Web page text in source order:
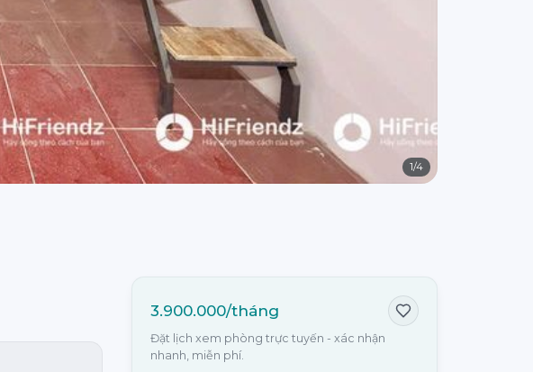
1/4
3.900.000/tháng
Đặt lịch xem phòng trực tuyến - xác nhận
nhanh, miễn phí.